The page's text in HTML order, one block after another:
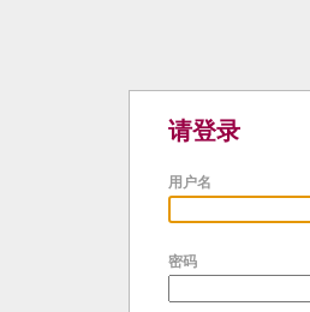
请登录
用户名
密码